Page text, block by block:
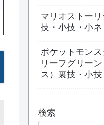
マリオストー
技・小技・小
ポケットモンス
リーフグリー
ス）裏技・小
検索